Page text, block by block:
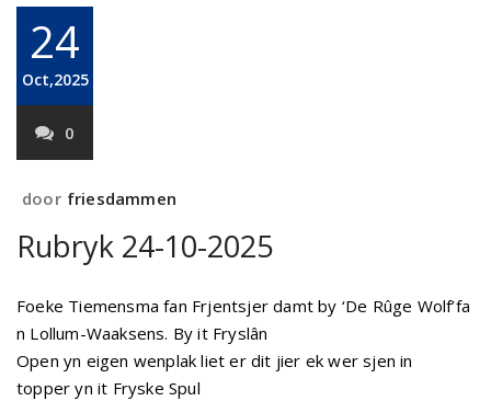
24
Oct,2025
0
door friesdammen
Rubryk 24-10-2025
Foeke Tiemensma fan Frjentsjer damt by ‘De Rûge Wolf’fa
n Lollum-Waaksens. By it Fryslân
Open yn eigen wenplak liet er dit jier ek wer sjen in
topper yn it Fryske Spul